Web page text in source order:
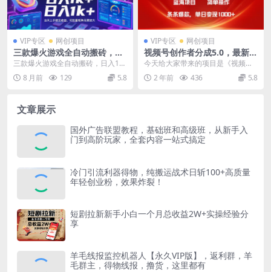
VIP专区 网创项目
三款爆火游戏全自动搬砖，日
入1k+，当天上手就见收益，
可批量矩阵无限放大【揭秘】
三款爆火游戏全自动搬砖，日入1k
+，当天上手就见收益，可批量矩阵
无限放大【揭秘】...
8 月前 129 5.8
VIP专区 网创项目
视频号创作者分成5.0，最新方
法，条条爆款，简单无脑，单
日变现1000+
今天给大家带来的项目是《视频号
创作者分成5.0玩法，条条爆款，单
日1000+》 ...
2 年前 436 5.8
文章展示
国外广告联盟教程，基础班和高级班，从新手入
门到高阶玩家，全套内容一站式搞定
冷门引流利器得物，纯搬运战术日斩100+高质量
年轻创业粉，效果炸裂！
短剧拉新新手小白一个月总收益2W+实操经验分
享
羊毛线报监控机器人【永久VIP版】，返利群，羊
毛群主，得物线报，撸货，这里都有